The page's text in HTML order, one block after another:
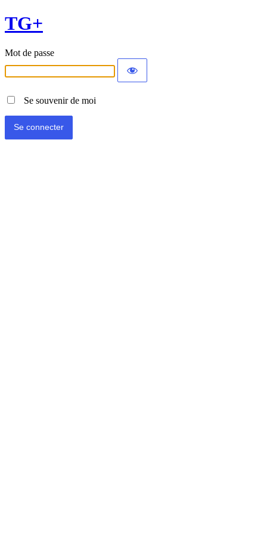
TG+
Mot de passe
Se souvenir de moi